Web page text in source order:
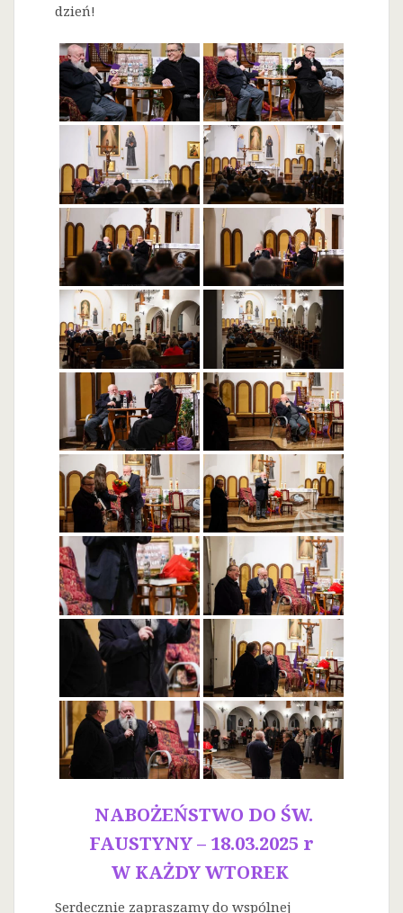
dzień!
NABOŻEŃSTWO DO ŚW.
FAUSTYNY – 18.03.2025 r
W KAŻDY WTOREK
Serdecznie zapraszamy do wspólnej